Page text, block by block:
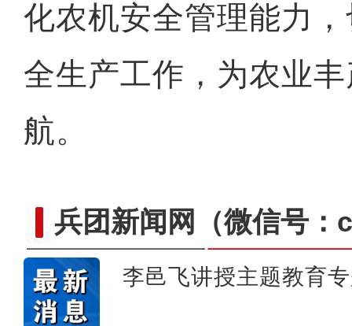
化农机安全管理能力
全生产工作，为农业
航。
兵团新闻网 （微信号
李邑飞讲授主题教育